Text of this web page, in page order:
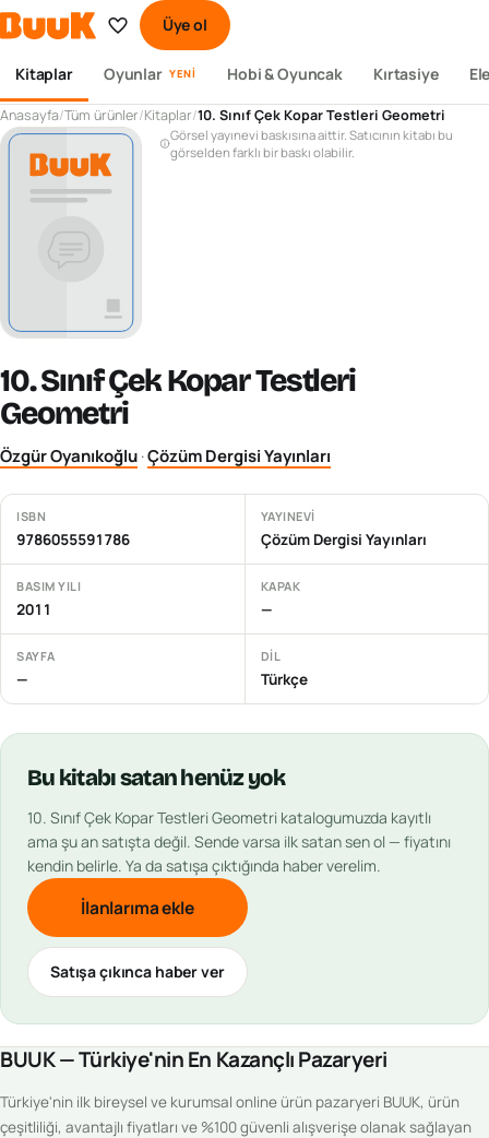
Üye ol
Kitaplar Oyunlar YENI Hobi & Oyuncak Kırtasiye
Anasayfa/Tüm ürünler/Kitaplar/10. Sınıf Çek Kopar Testleri Geometri
Görsel yayınevi baskısına aittir. Satıcının kitabı bu
görselden farklı bir baskı olabilir.
10. Sınıf Çek Kopar Testleri
Geometri
Özgür Oyanıkoğlu·Çözüm Dergisi Yayınları
ISBN
9786055591786
YAYINEVI
Çözüm Dergisi Yayınları
BASIM YILI
2011
KAPAK
—
SAYFA
—
DIL
Türkçe
Bu kitabısatan henüz yok
10. Sınıf Çek Kopar Testleri Geometri katalogumuzda kayıtlı
ama şu an satışta değil. Sende varsa ilk satan sen ol — fiyatını
kendin belirle. Ya da satışa çıktığında haber verelim.
İlanlarıma ekle
Satışa çıkınca haber ver
BUUK — Türkiye'nin En Kazançlı Pazaryeri
Türkiye'nin ilk bireysel ve kurumsal online ürün pazaryeri BUUK, ürün
çeşitliliği, avantajlı fiyatları ve %100 güvenli alışverişe olanak sağlayan